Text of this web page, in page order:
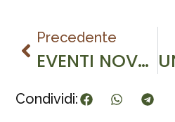
Precedente
EVENTI NOVEMBRE 2025
Condividi: